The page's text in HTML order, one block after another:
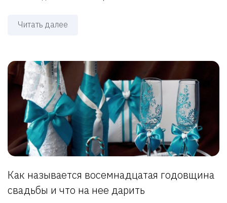
Читать далее
Как называется восемнадцатая годовщина
свадьбы и что на нее дарить